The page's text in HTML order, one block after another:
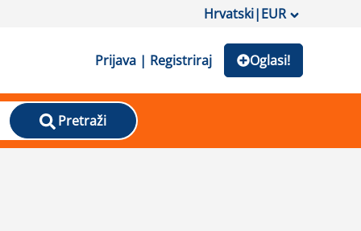
Hrvatski|EUR
Prijava | Registriraj Oglasi!
Pretraži